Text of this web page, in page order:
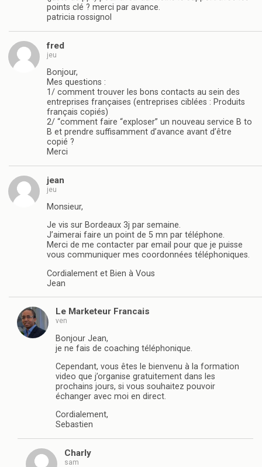
points clé ? merci par avance.
patricia rossignol
fred
jeu
Bonjour,
Mes questions :
1/ comment trouver les bons contacts au sein des
entreprises françaises (entreprises ciblées : Produits
français copiés)
2/ “comment faire “exploser” un nouveau service B to
B et prendre suffisamment d’avance avant d’être
copié ?
Merci
jean
jeu
Monsieur,
Je vis sur Bordeaux 3j par semaine.
J’aimerai faire un point de 5 mn par téléphone.
Merci de me contacter par email pour que je puisse
vous communiquer mes coordonnées téléphoniques.
Cordialement et Bien à Vous
Jean
Le Marketeur Francais
ven
Bonjour Jean,
je ne fais de coaching téléphonique.
Cependant, vous êtes le bienvenu à la formation
video que j’organise gratuitement dans les
prochains jours, si vous souhaitez pouvoir
échanger avec moi en direct.
Cordialement,
Sebastien
Charly
sam